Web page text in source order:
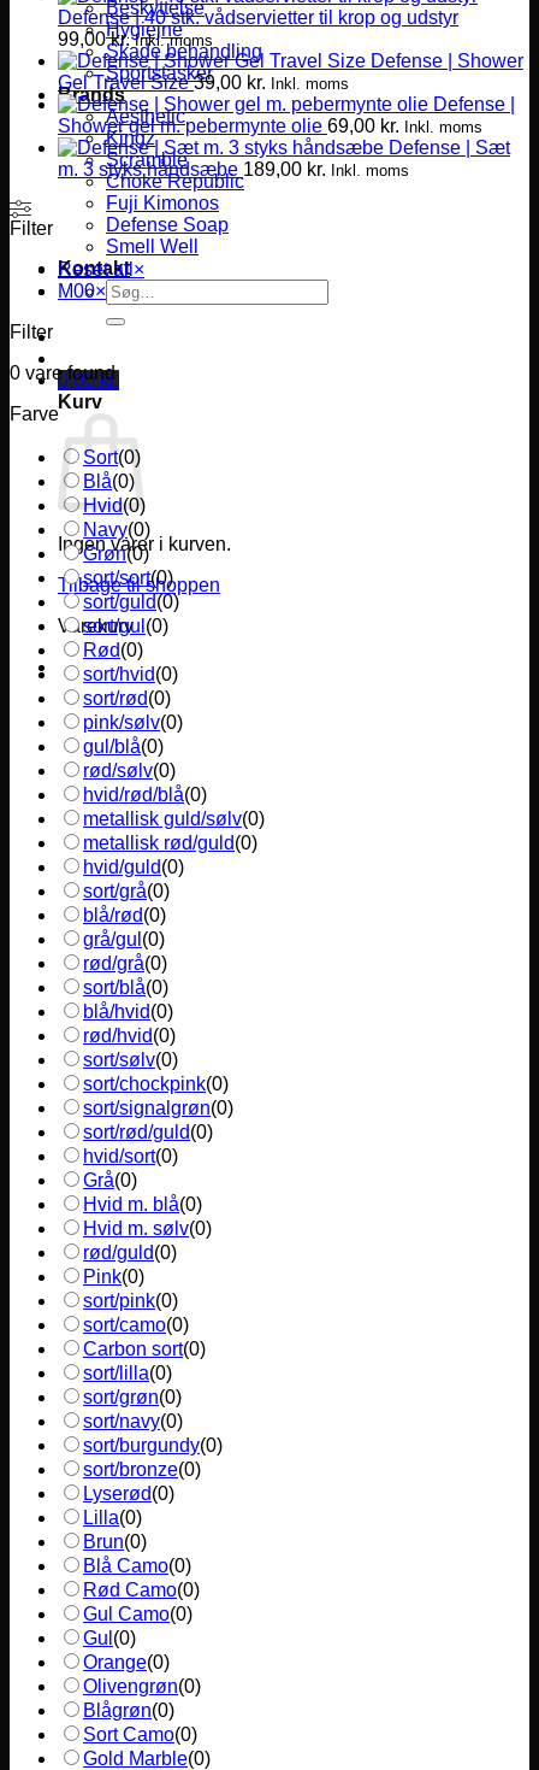
Beskyttelse
Hygiejne
Skade behandling
Sportstasker
Brands
Aesthetic
Kingz
Scramble
Choke Republic
Fuji Kimonos
Defense Soap
Smell Well
Kontakt
Søg
efter:
0,00 kr.
Kurv
Ingen varer i kurven.
Tilbage til shoppen
Varekurv
Defense | 40 stk. vådservietter til krop og udstyr
99,00kr. Inkl. moms
Defense | Shower
Gel Travel Size 39,00 kr. Inkl. moms
Defense |
Shower gel m. pebermynte olie 69,00 kr. Inkl. moms
Defense | Sæt
m. 3 styks håndsæbe 189,00 kr. Inkl. moms
Filter
Reset all ×
M00×
Filter
0 vare found
Farve
Sort(0)
Blå(0)
Hvid(0)
Navy(0)
Grøn(0)
sort/sort(0)
sort/guld(0)
sort/gul (0)
Rød(0)
sort/hvid(0)
sort/rød(0)
pink/sølv(0)
gul/blå(0)
rød/sølv(0)
hvid/rød/blå(0)
metallisk guld/sølv(0)
metallisk rød/guld(0)
hvid/guld(0)
sort/grå(0)
blå/rød(0)
grå/gul (0)
rød/grå(0)
sort/blå(0)
blå/hvid(0)
rød/hvid(0)
sort/sølv(0)
sort/chockpink(0)
sort/signalgrøn(0)
sort/rød/guld(0)
hvid/sort(0)
Grå(0)
Hvid m. blå(0)
Hvid m. sølv(0)
rød/guld(0)
Pink(0)
sort/pink(0)
sort/camo(0)
Carbon sort(0)
sort/lilla(0)
sort/grøn(0)
sort/navy(0)
sort/burgundy(0)
sort/bronze(0)
Lyserød(0)
Lilla(0)
Brun(0)
Blå Camo(0)
Rød Camo(0)
Gul Camo(0)
Gul (0)
Orange(0)
Olivengrøn(0)
Blågrøn(0)
Sort Camo(0)
Gold Marble(0)